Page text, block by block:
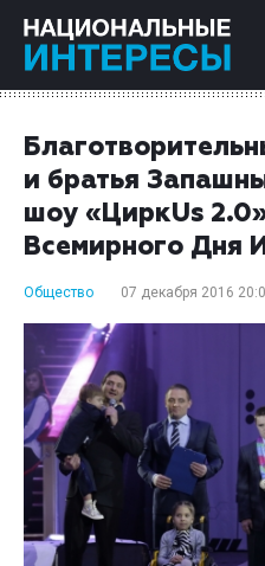
и братья
шоу «ЦиркUs
Всемирного Дня
Общество 07 декабря 2016